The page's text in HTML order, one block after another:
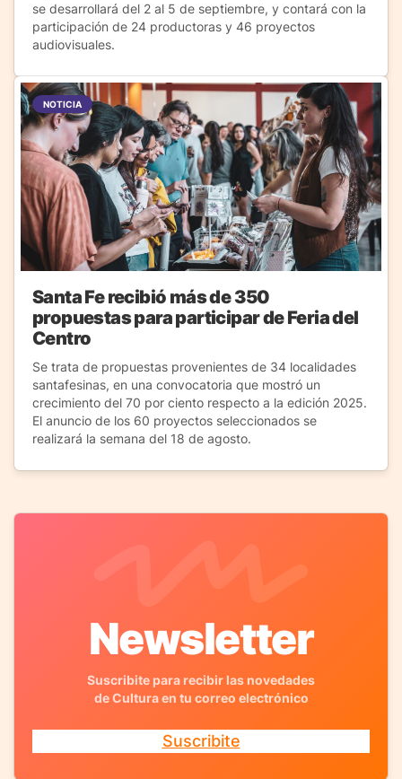
se desarrollará del 2 al 5 de septiembre, y contará con la
participación de 24 productoras y 46 proyectos
audiovisuales.
NOTICIA
Santa Fe recibió más de 350
propuestas para participar de Feria del
Centro
Se trata de propuestas provenientes de 34 localidades
santafesinas, en una convocatoria que mostró un
crecimiento del 70 por ciento respecto a la edición 2025.
El anuncio de los 60 proyectos seleccionados se
realizará la semana del 18 de agosto.
Newsletter
Suscribite para recibir las novedades
de Cultura en tu correo electrónico
Suscribite